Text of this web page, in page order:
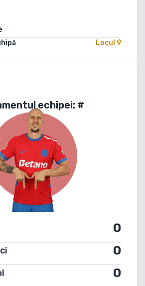
Locul 9
echipei: #
0
0
0